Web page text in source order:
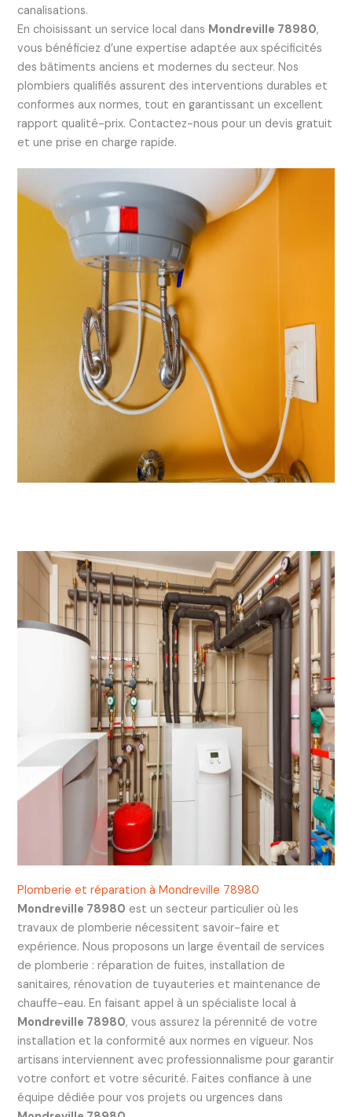
canalisations.
En choisissant un service local dans Mondreville 78980,
vous bénéficiez d’une expertise adaptée aux spécificités
des bâtiments anciens et modernes du secteur. Nos
plombiers qualifiés assurent des interventions durables et
conformes aux normes, tout en garantissant un excellent
rapport qualité-prix. Contactez-nous pour un devis gratuit
et une prise en charge rapide.
Plomberie et réparation à Mondreville 78980
Mondreville 78980 est un secteur particulier où les
travaux de plomberie nécessitent savoir-faire et
expérience. Nous proposons un large éventail de services
de plomberie : réparation de fuites, installation de
sanitaires, rénovation de tuyauteries et maintenance de
chauffe-eau. En faisant appel à un spécialiste local à
Mondreville 78980, vous assurez la pérennité de votre
installation et la conformité aux normes en vigueur. Nos
artisans interviennent avec professionnalisme pour garantir
votre confort et votre sécurité. Faites confiance à une
équipe dédiée pour vos projets ou urgences dans